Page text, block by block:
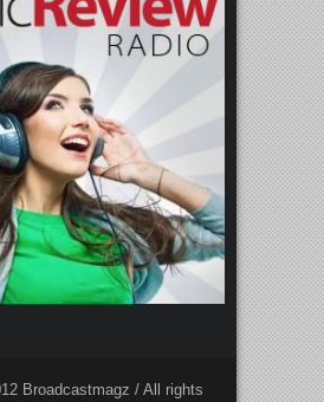
Broadcastmagz / All rights